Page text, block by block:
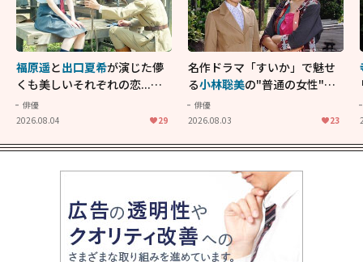
福原遥と出口夏希が演じた儚
くも美しいそれぞれの恋...生
きることの尊さを教えてくれ
た映画「あの花が咲く丘で、
俳優
2026.08.04
29
名作ドラマ「すいか」で魅せ
る小林聡美の"普通の女性"が
大人に刺さる...映画「かもめ
食堂」にも通じる静かな芝居
俳優
2026.08.03
23